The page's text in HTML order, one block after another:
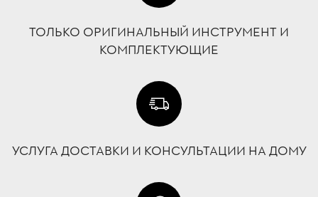
ТОЛЬКО ОРИГИНАЛЬНЫЙ ИНСТРУМЕНТ И
КОМПЛЕКТУЮЩИЕ
УСЛУГА ДОСТАВКИ И КОНСУЛЬТАЦИИ НА ДОМУ